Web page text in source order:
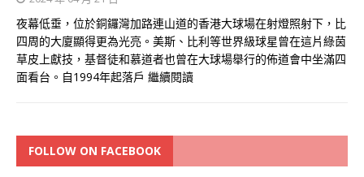
夜幕低垂，位於銅鑼灣加路連山道的香港大球場在射燈照射下，比
四周的大廈顯得更為光亮。美斯、比利等世界級球星曾在這片綠茵
草皮上獻技，基督徒和慕道者也曾在大球場舉行的佈道會中坐滿四
面看台。自1994年起落戶 繼續閱讀
FOLLOW ON FACEBOOK